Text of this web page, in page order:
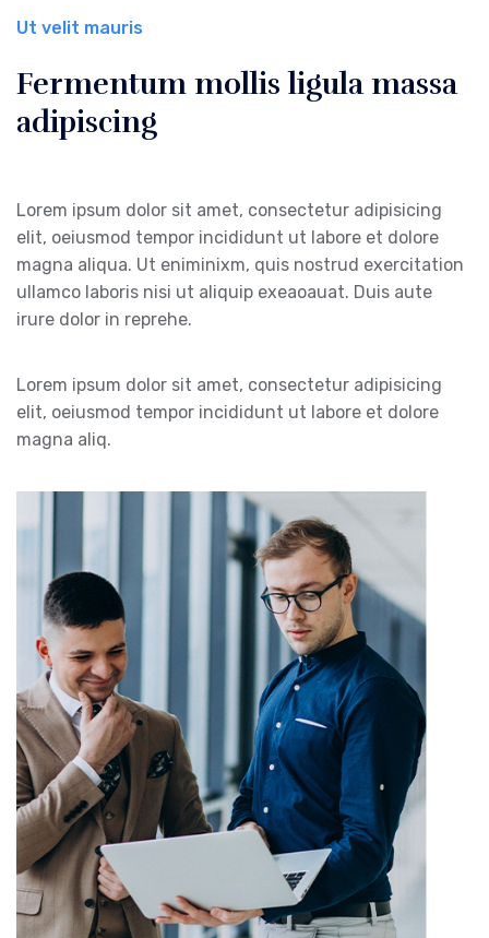
Ut velit mauris
Fermentum mollis ligula massa
adipiscing
Lorem ipsum dolor sit amet, consectetur adipisicing
elit, oeiusmod tempor incididunt ut labore et dolore
magna aliqua. Ut eniminixm, quis nostrud exercitation
ullamco laboris nisi ut aliquip exeaoauat. Duis aute
irure dolor in reprehe.
Lorem ipsum dolor sit amet, consectetur adipisicing
elit, oeiusmod tempor incididunt ut labore et dolore
magna aliq.